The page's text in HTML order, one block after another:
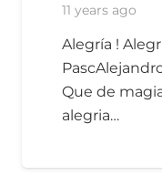
11 years ago
Alegría !
Que de
alegria…